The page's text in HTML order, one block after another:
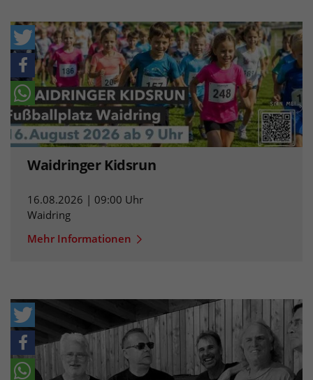
Waidringer Kidsrun
16.08.2026 | 09:00 Uhr
Waidring
Mehr Informationen